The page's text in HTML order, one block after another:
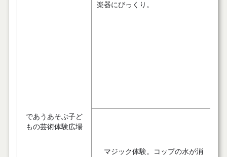
であうあそぶ子ど
もの芸術体験広場
楽器にびっくり。
マジック体験。コップの水が消